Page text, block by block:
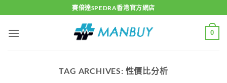
to
content
賽倍達SPEDRA香港官方網店
0
TAG ARCHIVES: 性價比分析